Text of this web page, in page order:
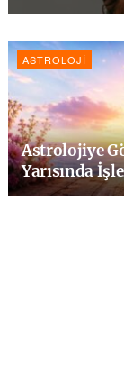
ASTROLOJI
Astrolojiye
Yarısında